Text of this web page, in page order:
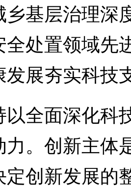
乡基层治理深
全处置领域先
发展夯实科技
面深化科
力。创新主体
定创新发展的